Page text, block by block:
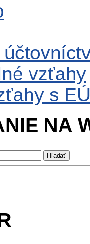
vzťahy
s EÚ
NA